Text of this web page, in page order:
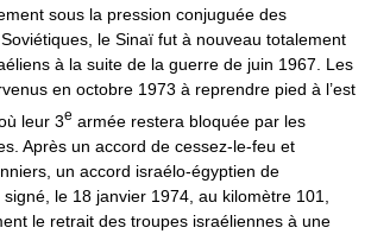
sous la pression conjuguée des
le Sinaï fut à nouveau totalement
à la suite de la guerre de juin 1967. Les
en octobre 1973 à reprendre pied à l’est
leur 3e armée restera bloquée par les
Après un accord de cessez-le-feu et
un accord israélo-égyptien de
le 18 janvier 1974, au kilomètre 101,
le retrait des troupes israéliennes à une